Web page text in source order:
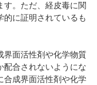
す。ただ、経皮毒に関
的に証明されているも
界面活性剤や化学物質
配合されないようにな
合成界面活性剤や化学